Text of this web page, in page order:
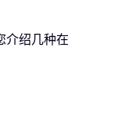
介绍几种在